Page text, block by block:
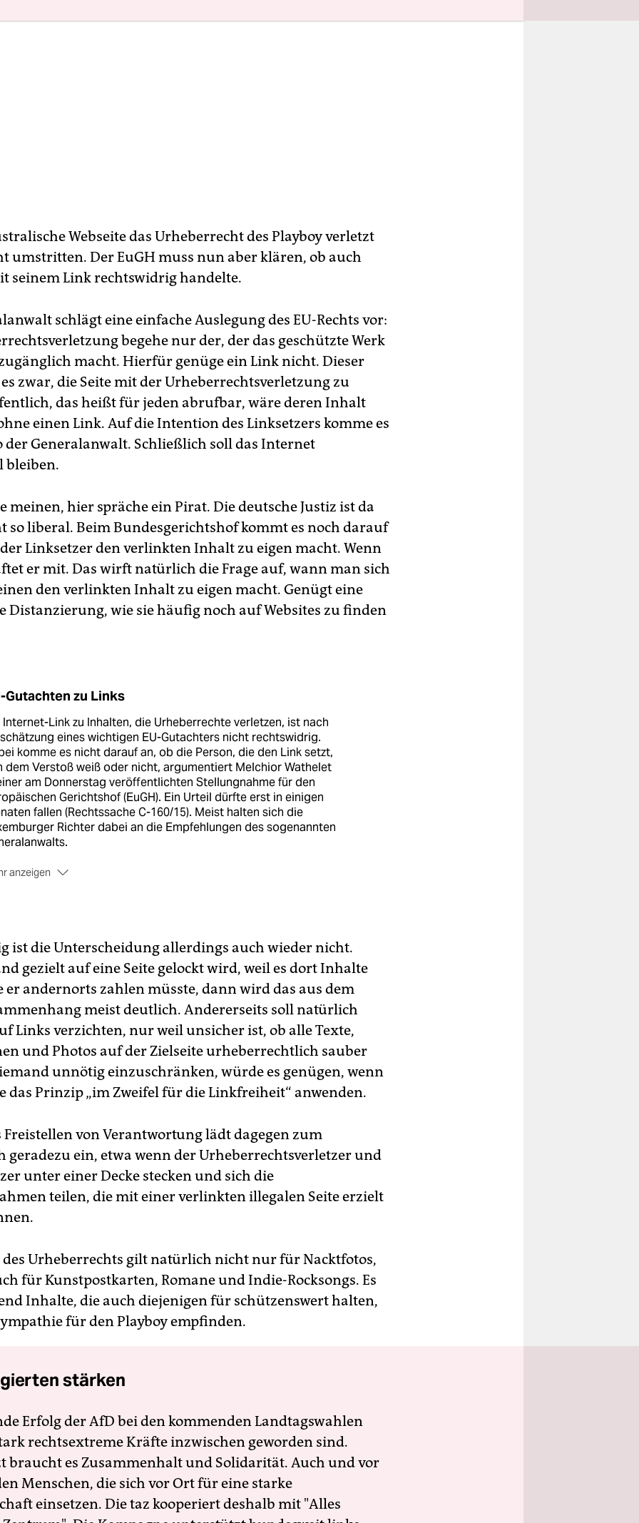
Webseite das Urheberrecht des Playboy verletzt
umstritten. Der EuGH muss nun aber klären, ob auch
seinem Link rechtswidrig handelte.
schlägt eine einfache Auslegung des EU-Rechts vor:
begehe nur der, der das geschützte Werk
macht. Hierfür genüge ein Link nicht. Dieser
zwar, die Seite mit der Urheberrechtsverletzung zu
das heißt für jeden abrufbar, wäre deren Inhalt
einen Link. Auf die Intention des Linksetzers komme es
der Generalanwalt. Schließlich soll das Internet
bleiben.
meinen, hier spräche ein Pirat. Die deutsche Justiz ist da
so liberal. Beim Bundesgerichtshof kommt es noch darauf
Linksetzer den verlinkten Inhalt zu eigen macht. Wenn
er mit. Das wirft natürlich die Frage auf, wann man sich
den verlinkten Inhalt zu eigen macht. Genügt eine
Distanzierung, wie sie häufig noch auf Websites zu finden
Gutachten zu Links
Internet-Link zu Inhalten, die Urheberrechte verletzen, ist nach
eines wichtigen EU-Gutachters nicht rechtswidrig.
komme es nicht darauf an, ob die Person, die den Link setzt,
dem Verstoß weiß oder nicht, argumentiert Melchior Wathelet
am Donnerstag veröffentlichten Stellungnahme für den
Gerichtshof (EuGH). Ein Urteil dürfte erst in einigen
fallen (Rechtssache C-160/15). Meist halten sich die
Richter dabei an die Empfehlungen des sogenannten
anzeigen
ist die Unterscheidung allerdings auch wieder nicht.
gezielt auf eine Seite gelockt wird, weil es dort Inhalte
er andernorts zahlen müsste, dann wird das aus dem
meist deutlich. Andererseits soll natürlich
Links verzichten, nur weil unsicher ist, ob alle Texte,
und Photos auf der Zielseite urheberrechtlich sauber
unnötig einzuschränken, würde es genügen, wenn
das Prinzip „im Zweifel für die Linkfreiheit“ anwenden.
Freistellen von Verantwortung lädt dagegen zum
geradezu ein, etwa wenn der Urheberrechtsverletzer und
unter einer Decke stecken und sich die
teilen, die mit einer verlinkten illegalen Seite erzielt
des Urheberrechts gilt natürlich nicht nur für Nacktfotos,
für Kunstpostkarten, Romane und Indie-Rocksongs. Es
Inhalte, die auch diejenigen für schützenswert halten,
für den Playboy empfinden.
stärken
Erfolg der AfD bei den kommenden Landtagswahlen
rechtsextreme Kräfte inzwischen geworden sind.
braucht es Zusammenhalt und Solidarität. Auch und vor
Menschen, die sich vor Ort für eine starke
einsetzen. Die taz kooperiert deshalb mit "Alles